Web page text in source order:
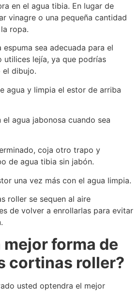
en el agua tibia. En lugar de
vinagre o una pequeña cantidad
ropa.
sea adecuada para el
lejía, ya que podrías
dibujo.
agua y limpia el estor de arriba
el agua jabonosa cuando sea
coja otro trapo y
de agua tibia sin jabón.
una vez más con el agua limpia.
roller se sequen al aire
de volver a enrollarlas para evitar
mejor forma de
cortinas roller?
usted optendra el mejor